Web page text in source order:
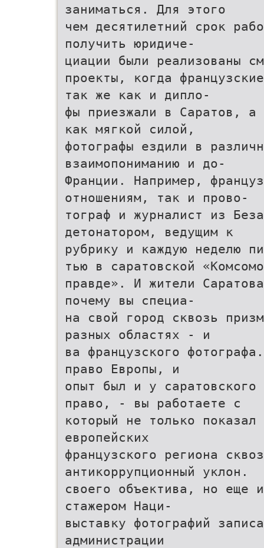
заниматься. Для этого
чем десятилетний срок
получить юридиче-
циации были реализованы
проекты, когда
так же как и дипло-
фы приезжали в Саратов, а
как мягкой силой,
фотографы ездили в
взаимопониманию и до-
Франции. Например,
отношениям, так и прово-
тограф и журналист из
детонатором, ведущим к
рубрику и каждую неделю
тью в саратовской
правде». И жители
почему вы специа-
на свой город сквозь
разных областях - и
ва французского
право Европы, и
опыт был и у саратовского
право, - вы работаете с
который не только показал
европейских
французского региона
антикоррупционный уклон.
своего объектива, но еще
стажером Наци-
выставку фотографий
администрации